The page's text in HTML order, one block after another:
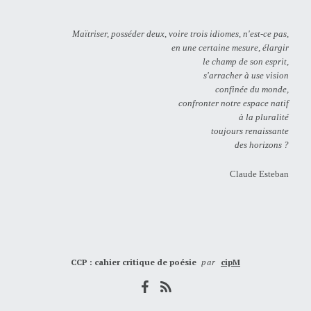
Maïtriser, posséder deux, voire trois idiomes, n'est-ce pas,
en une certaine mesure, élargir
le champ de son esprit,
s'arracher à use vision
confinée du monde,
confronter notre espace natif
à la pluralité
toujours renaissante
des horizons ?
Claude Esteban
CCP : cahier critique de poésie par cipM